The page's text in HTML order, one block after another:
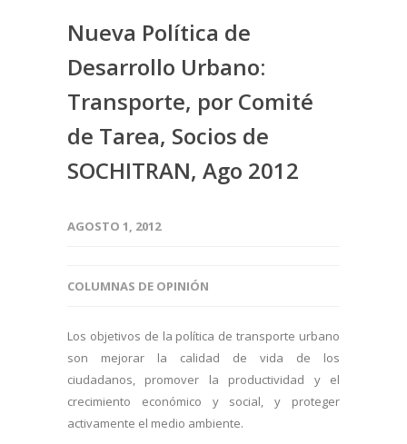
Nueva Política de
Desarrollo Urbano:
Transporte, por Comité
de Tarea, Socios de
SOCHITRAN, Ago 2012
AGOSTO 1, 2012
COLUMNAS DE OPINIÓN
Los objetivos de la política de transporte urbano
son mejorar la calidad de vida de los
ciudadanos, promover la productividad y el
crecimiento económico y social, y proteger
activamente el medio ambiente.